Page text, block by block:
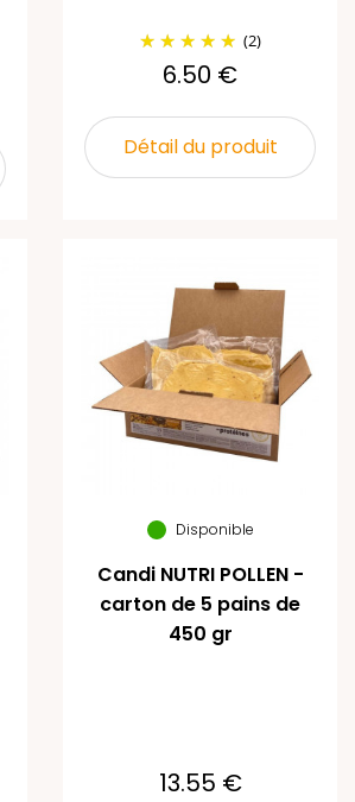
(2)
6.50 €
Détail du produit
Disponible
Candi NUTRI POLLEN -
carton de 5 pains de
450 gr
13.55 €